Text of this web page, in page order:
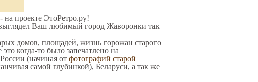
на проекте ЭтоРетро.ру!
Ваш любимый город Жаворонки так
домов, площадей, жизнь горожан старого
когда-то было запечатлено на
(начиная от фотографий старой
самой глубинкой), Беларуси, а так же